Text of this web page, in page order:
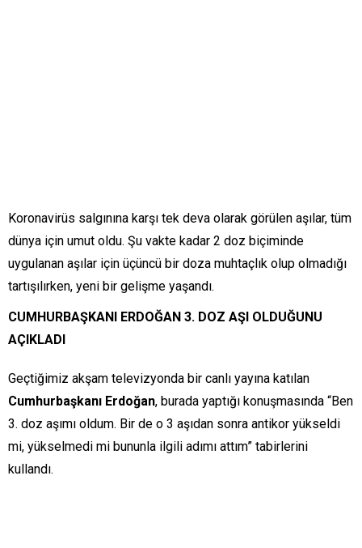
Koronavirüs salgınına karşı tek deva olarak görülen aşılar, tüm
dünya için umut oldu. Şu vakte kadar 2 doz biçiminde
uygulanan aşılar için üçüncü bir doza muhtaçlık olup olmadığı
tartışılırken, yeni bir gelişme yaşandı.
CUMHURBAŞKANI ERDOĞAN 3. DOZ AŞI OLDUĞUNU
AÇIKLADI
Geçtiğimiz akşam televizyonda bir canlı yayına katılan
Cumhurbaşkanı Erdoğan, burada yaptığı konuşmasında “Ben
3. doz aşımı oldum. Bir de o 3 aşıdan sonra antikor yükseldi
mi, yükselmedi mi bununla ilgili adımı attım” tabirlerini
kullandı.